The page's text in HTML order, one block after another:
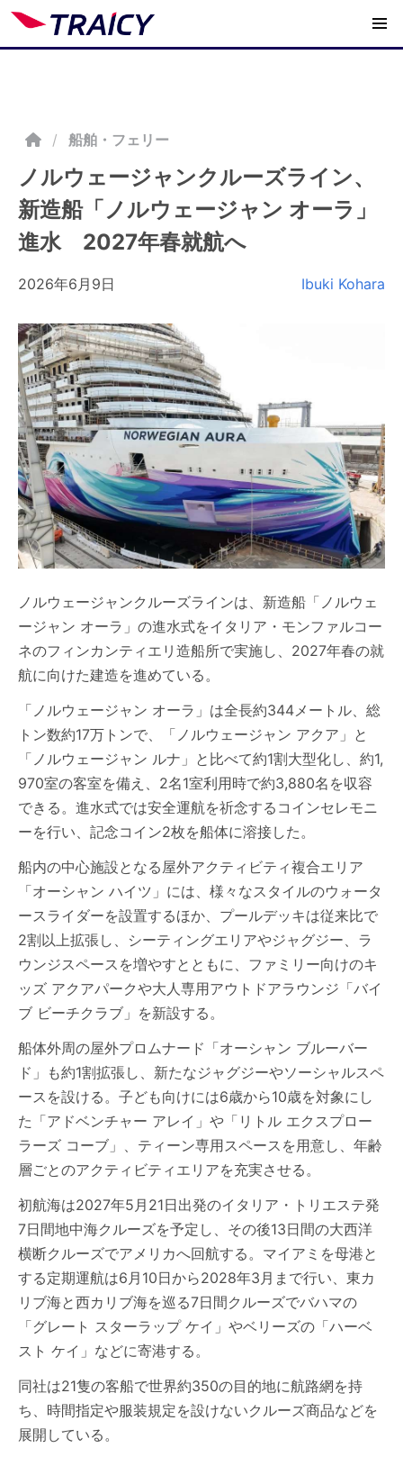
/ 船舶・フェリー
ノルウェージャンクルーズライン、
新造船「ノルウェージャン オーラ」
進水 2027年春就航へ
2026年6月9日 Ibuki Kohara
ノルウェージャンクルーズラインは、新造船「ノルウェ
ージャン オーラ」の進水式をイタリア・モンファルコー
ネのフィンカンティエリ造船所で実施し、2027年春の就
航に向けた建造を進めている。
「ノルウェージャン オーラ」は全長約344メートル、総
トン数約17万トンで、「ノルウェージャン アクア」と
「ノルウェージャン ルナ」と比べて約1割大型化し、約1,
970室の客室を備え、2名1室利用時で約3,880名を収容
できる。進水式では安全運航を祈念するコインセレモニ
ーを行い、記念コイン2枚を船体に溶接した。
船内の中心施設となる屋外アクティビティ複合エリア
「オーシャン ハイツ」には、様々なスタイルのウォータ
ースライダーを設置するほか、プールデッキは従来比で
2割以上拡張し、シーティングエリアやジャグジー、ラ
ウンジスペースを増やすとともに、ファミリー向けのキ
ッズ アクアパークや大人専用アウトドアラウンジ「バイ
ブ ビーチクラブ」を新設する。
船体外周の屋外プロムナード「オーシャン ブルーバー
ド」も約1割拡張し、新たなジャグジーやソーシャルスペ
ースを設ける。子ども向けには6歳から10歳を対象にし
た「アドベンチャー アレイ」や「リトル エクスプロー
ラーズ コーブ」、ティーン専用スペースを用意し、年齢
層ごとのアクティビティエリアを充実させる。
初航海は2027年5月21日出発のイタリア・トリエステ発
7日間地中海クルーズを予定し、その後13日間の大西洋
横断クルーズでアメリカへ回航する。マイアミを母港と
する定期運航は6月10日から2028年3月まで行い、東カ
リブ海と西カリブ海を巡る7日間クルーズでバハマの
「グレート スターラップ ケイ」やベリーズの「ハーベ
スト ケイ」などに寄港する。
同社は21隻の客船で世界約350の目的地に航路網を持
ち、時間指定や服装規定を設けないクルーズ商品などを
展開している。